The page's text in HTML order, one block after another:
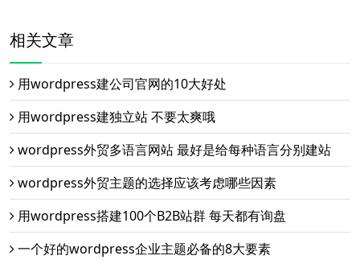
相关文章
用wordpress建公司官网的10大好处
用wordpress建独立站 不要太爽哦
wordpress外贸多语言网站 最好是给每种语言分别建站
wordpress外贸主题的选择应该考虑哪些因素
用wordpress搭建100个B2B站群 每天都有询盘
一个好的wordpress企业主题必备的8大要素